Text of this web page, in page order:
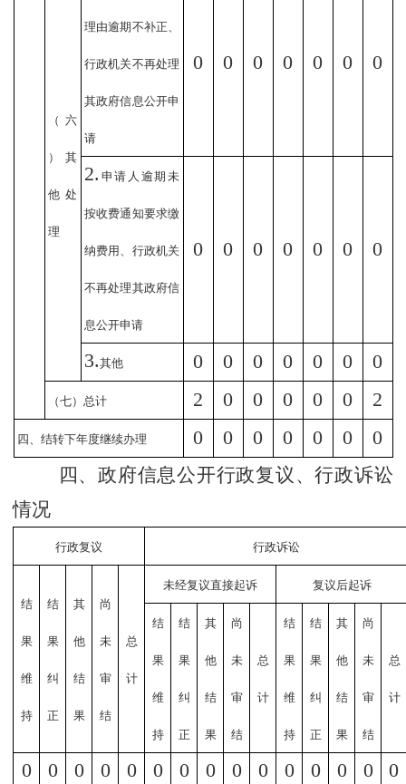
（六
）其
他处
理
理由逾期不补正、
行政机关不再处理
其政府信息公开申
请
0 0 0 0 0 0 0
2. 申请人逾期未
按收费通知要求缴
纳费用、行政机关
不再处理其政府信
息公开申请
0 0 0 0 0 0 0
3.其他 0 0 0 0 0 0 0
（七）总计 2 0 0 0 0 0 2
四、结转下年度继续办理 0 0 0 0 0 0
0
四、政府信息公开行政复议、行政诉讼
情况
行政复议 行政诉讼
结
果
维
持
结
果
纠
正
其
他
结
果
尚
未
审
结
总
计
未经复议直接起诉 复议后起诉
结
果
维
持
结
果
纠
正
其
他
结
果
尚
未
审
结
总
计
结
果
维
持
结
果
纠
正
其
他
结
果
尚
未
审
结
总
计
0 0 0 0 0 0 0 0 0 0 0 0 0 0
0